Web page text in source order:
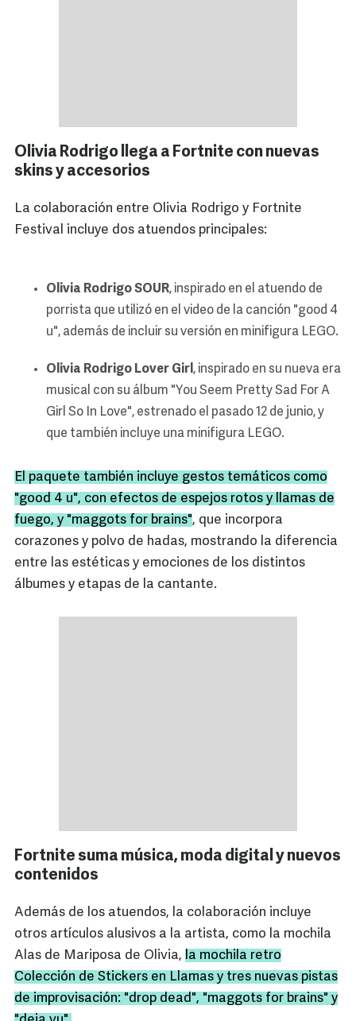
Olivia Rodrigo llega a Fortnite con nuevas
skins y accesorios
La colaboración entre Olivia Rodrigo y Fortnite
Festival incluye dos atuendos principales:
Olivia Rodrigo SOUR, inspirado en el atuendo de
porrista que utilizó en el video de la canción "good 4
u", además de incluir su versión en minifigura LEGO.
Olivia Rodrigo Lover Girl, inspirado en su nueva era
musical con su álbum "You Seem Pretty Sad For A
Girl So In Love", estrenado el pasado 12 de junio, y
que también incluye una minifigura LEGO.
El paquete también incluye gestos temáticos como
"good 4 u", con efectos de espejos rotos y llamas de
fuego, y "maggots for brains", que incorpora
corazones y polvo de hadas, mostrando la diferencia
entre las estéticas y emociones de los distintos
álbumes y etapas de la cantante.
Fortnite suma música, moda digital y nuevos
contenidos
Además de los atuendos, la colaboración incluye
otros artículos alusivos a la artista, como la mochila
Alas de Mariposa de Olivia, la mochila retro
Colección de Stickers en Llamas y tres nuevas pistas
de improvisación: "drop dead", "maggots for brains" y